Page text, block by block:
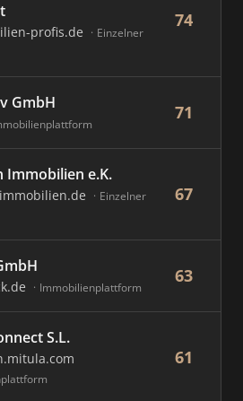
profis.de
Einzelner
74
GmbH 71
Immobilien e.K.
Einzelner
67
Immobilienplattform
63
S.L.
61